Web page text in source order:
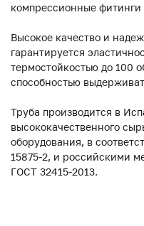
компрессионные фитинги
Высокое качество и
гарантируется
термостойкостью до 100
способностью
Труба производится в
высококачественного
оборудования, в
15875-2, и российскими
ГОСТ 32415-2013.